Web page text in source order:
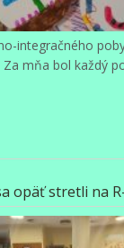
integračného
mňa bol každý
opäť stretli na